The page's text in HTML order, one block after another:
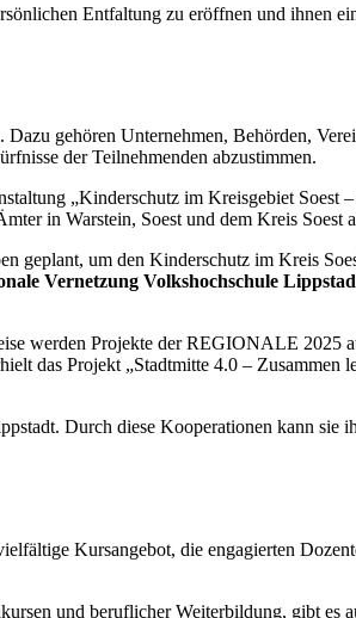
Entfaltung zu eröffnen und ihnen
gehören Unternehmen, Behörden,
der Teilnehmenden abzustimmen.
„Kinderschutz im Kreisgebiet Soest
in Warstein, Soest und dem Kreis Soest
geplant, um den Kinderschutz im Kreis
Vernetzung Volkshochschule
werden Projekte der REGIONALE 2025
das Projekt „Stadtmitte 4.0 – Zusammen
Durch diese Kooperationen kann sie
Kursangebot, die engagierten
und beruflicher Weiterbildung, gibt es